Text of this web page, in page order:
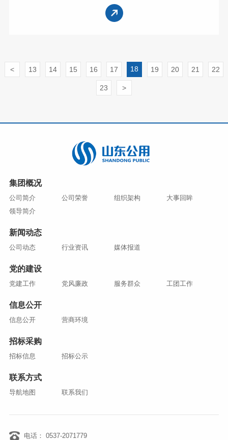
< 13 14 15 16 17 18 19 20 21 22
23 >
集团概况
公司简介 公司荣誉 组织架构
大事回眸
领导简介
新闻动态
公司动态 行业资讯 媒体报道
党的建设
党建工作 党风廉政 服务群众 工团工作
信息公开
信息公开 营商环境
招标采购
招标信息 招标公示
联系方式
导航地图 联系我们
电话： 0537-2071779